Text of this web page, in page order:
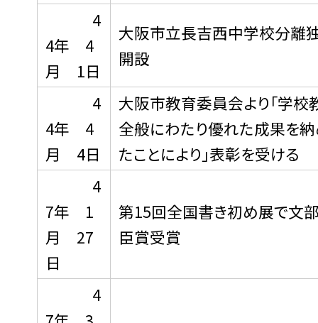
4
4年 4
月 1日
大阪市立長吉西中学校分離
開設
4
4年 4
月 4日
大阪市教育委員会より「学校
全般にわたり優れた成果を
たことにより」表彰を受ける
4
7年 1
月 27
日
第15回全国書き初め展で文
臣賞受賞
4